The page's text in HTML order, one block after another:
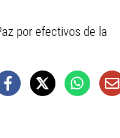
por efectivos de la